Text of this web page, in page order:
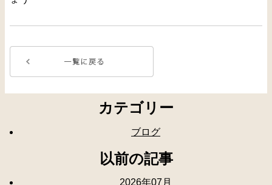
カテゴリー
ブログ
以前の記事
2026年07月